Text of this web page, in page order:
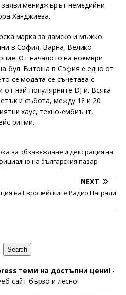
заяви мениджърът немедийни
Ханджиева.
марка за дамско и мъжко
в София, Варна, Велико
От началото на ноември
бул. Витоша в София е едно от
се модата се съчетава с
от най-популярните DJ-и. Всяка
и събота, между 18 и 20
хаус, техно-ембиънт,
ритми.
за обзавеждане и декорация на
на българския пазар
NEXT
на Европейските Радио Награди
Search
теми на достъпни цени! -
сайт бързо и лесно!